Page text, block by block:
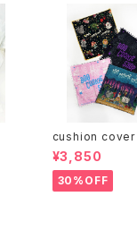
cushion cover
¥3,850
30%OFF